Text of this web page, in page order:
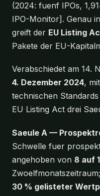
(2024: fuenf IPOs,
IPO-Monitor]. Genau
greift der EU Listing
Pakete der EU-
Verabschiedet am 14.
4. Dezember 2024,
technischen
EU Listing Act drei
Saeule A —
Schwelle fuer
angehoben von 8 auf
30 % gelisteter